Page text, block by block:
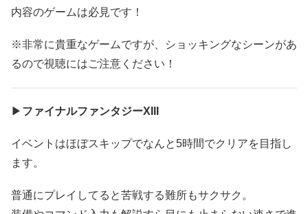
内容のゲームは必見です！
※非常に貴重なゲームですが、ショッキングなシーンがあ
るので視聴にはご注意ください！
▶ ファイナルファンタジーXIII
イベントはほぼスキップでなんと5時間でクリアを目指し
ます。
普通にプレイしてると苦戦する難所もサクサク。